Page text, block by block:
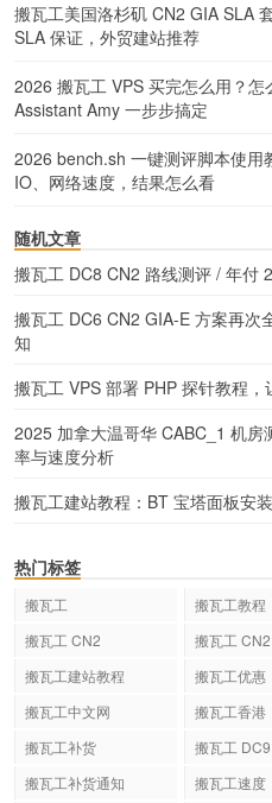
搬瓦工美国洛杉矶 CN2 GIA SLA
SLA 保证，外贸建站推荐
2026 搬瓦工 VPS 买完怎么用？
Assistant Amy 一步步搞定
2026 bench.sh 一键测评脚本使用
IO、网络速度，结果怎么看
随机文章
搬瓦工 DC8 CN2 路线测评 / 年付
搬瓦工 DC6 CN2 GIA-E 方案再次
知
搬瓦工 VPS 部署 PHP 探针教程
2025 加拿大温哥华 CABC_1 机
率与速度分析
搬瓦工建站教程：BT 宝塔面板安
热门标签
搬瓦工 搬瓦工教程
搬瓦工 CN2
搬瓦工
搬瓦工建站教程 搬瓦工优惠
搬瓦工中文网
搬瓦工香港
搬瓦工补货
搬瓦工
搬瓦工补货通知
搬瓦工速度